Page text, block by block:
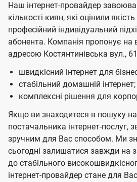
Наш інтернет-провайдер
кількості киян, які оцінили
професійний індивідуальний
абонента. Компанія пропонує на
адресою Костянтинівська вул.,
швидкісний інтернет для
стабільний домашній інтернет;
комплексні рішення для
Якщо ви знаходитеся в пошуку
постачальника інтернет-послуг,
зручним для Вас способом. Ми
сьогодні залишатися завжди на
до стабільного
інтернет-провайдер стане для